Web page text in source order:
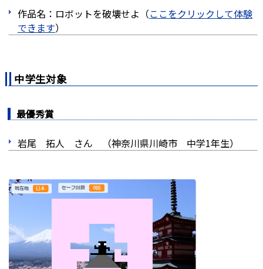
作品名：ロボットを破壊せよ（ここをクリックして体験
できます）
中学生対象
最優秀賞
岩尾 拓人 さん （神奈川県川崎市 中学1年生）